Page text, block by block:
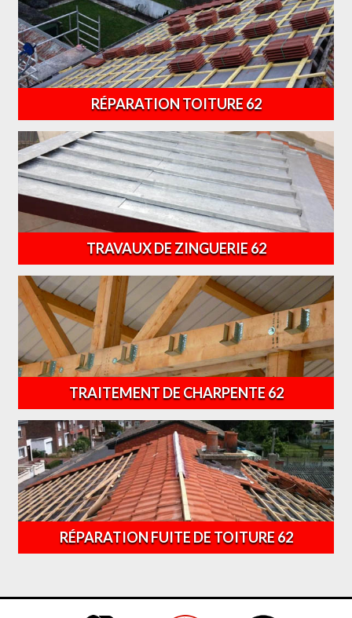
RÉPARATION TOITURE 62
TRAVAUX DE ZINGUERIE 62
TRAITEMENT DE CHARPENTE 62
RÉPARATION FUITE DE TOITURE 62